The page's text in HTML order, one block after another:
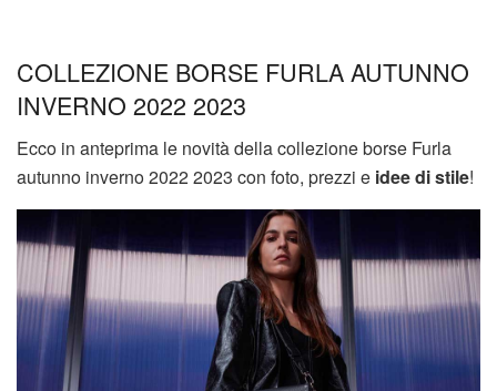
COLLEZIONE BORSE FURLA AUTUNNO
INVERNO 2022 2023
Ecco in anteprima le novità della collezione borse Furla
autunno inverno 2022 2023 con foto, prezzi e idee di stile!